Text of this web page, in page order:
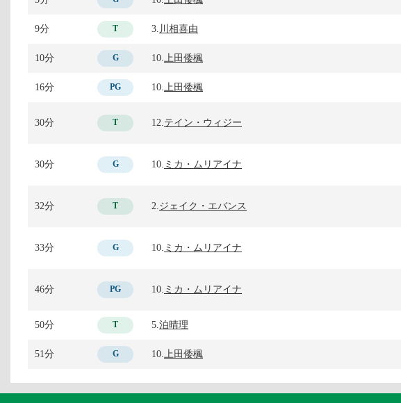
9分 T 3. 川相喜由
10分 G 10. 上田倭楓
16分 PG 10. 上田倭楓
30分 T 12. テイン・ウィジー
30分 G 10. ミカ・ムリアイナ
32分 T 2. ジェイク・エバンス
33分 G 10. ミカ・ムリアイナ
46分 PG 10. ミカ・ムリアイナ
50分 T 5. 泊晴理
51分 G 10. 上田倭楓